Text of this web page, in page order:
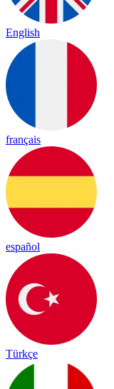
English
français
español
Türkçe